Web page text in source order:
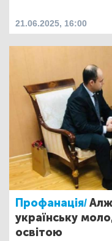
21.06.2025, 16:00
Профанація/
українську
освітою